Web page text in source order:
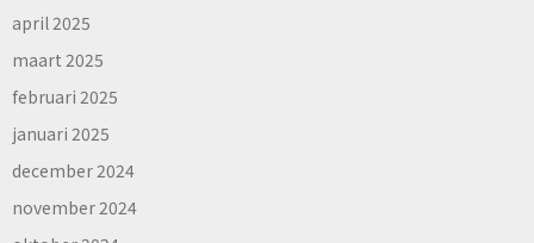
april 2025
maart 2025
februari 2025
januari 2025
december 2024
november 2024